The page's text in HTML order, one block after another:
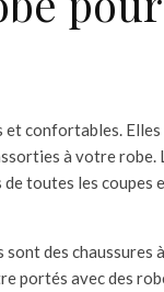
et confortables.
à votre robe.
toutes les coupes
sont des chaussures
portés avec des